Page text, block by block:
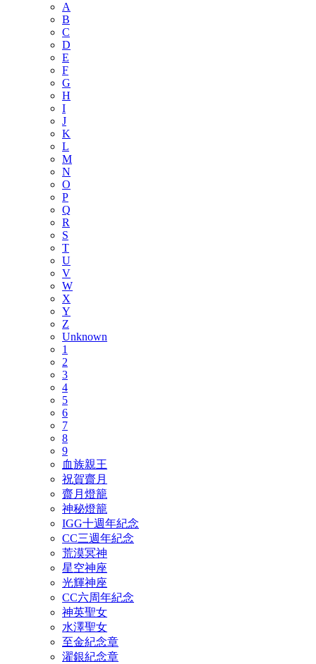
A
B
C
D
E
F
G
H
I
J
K
L
M
N
O
P
Q
R
S
T
U
V
W
X
Y
Z
Unknown
1
2
3
4
5
6
7
8
9
血族親王
祝賀齋月
齋月燈籠
神秘燈籠
IGG十週年紀念
CC三週年紀念
荒漠冥神
星空神座
光輝神座
CC六周年紀念
神英聖女
水澤聖女
至金紀念章
濯銀紀念章